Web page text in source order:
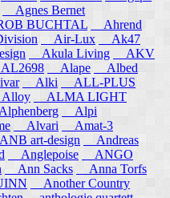
Agnes Bernet
BUCHTAL
Ahrend
Air-Lux
Ak47
Akula Living
AKV
Alape
Albed
Alki
ALL-PLUS
ALMA LIGHT
Alpi
Alvari
Amat-3
art-design
Andreas
Anglepoise
ANGO
Ann Sacks
Anna Torfs
Another Country